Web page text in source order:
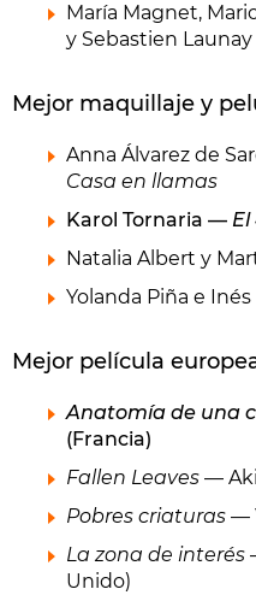
María Magnet,
y Sebastien
Mejor maquillaje y
Anna Álvarez de
Casa en llamas
Karol Tornaria — El
Natalia Albert y
Yolanda Piña e
Mejor película
Anatomía de una
(Francia)
Fallen Leaves —
Pobres criaturas —
La zona de interés
Unido)